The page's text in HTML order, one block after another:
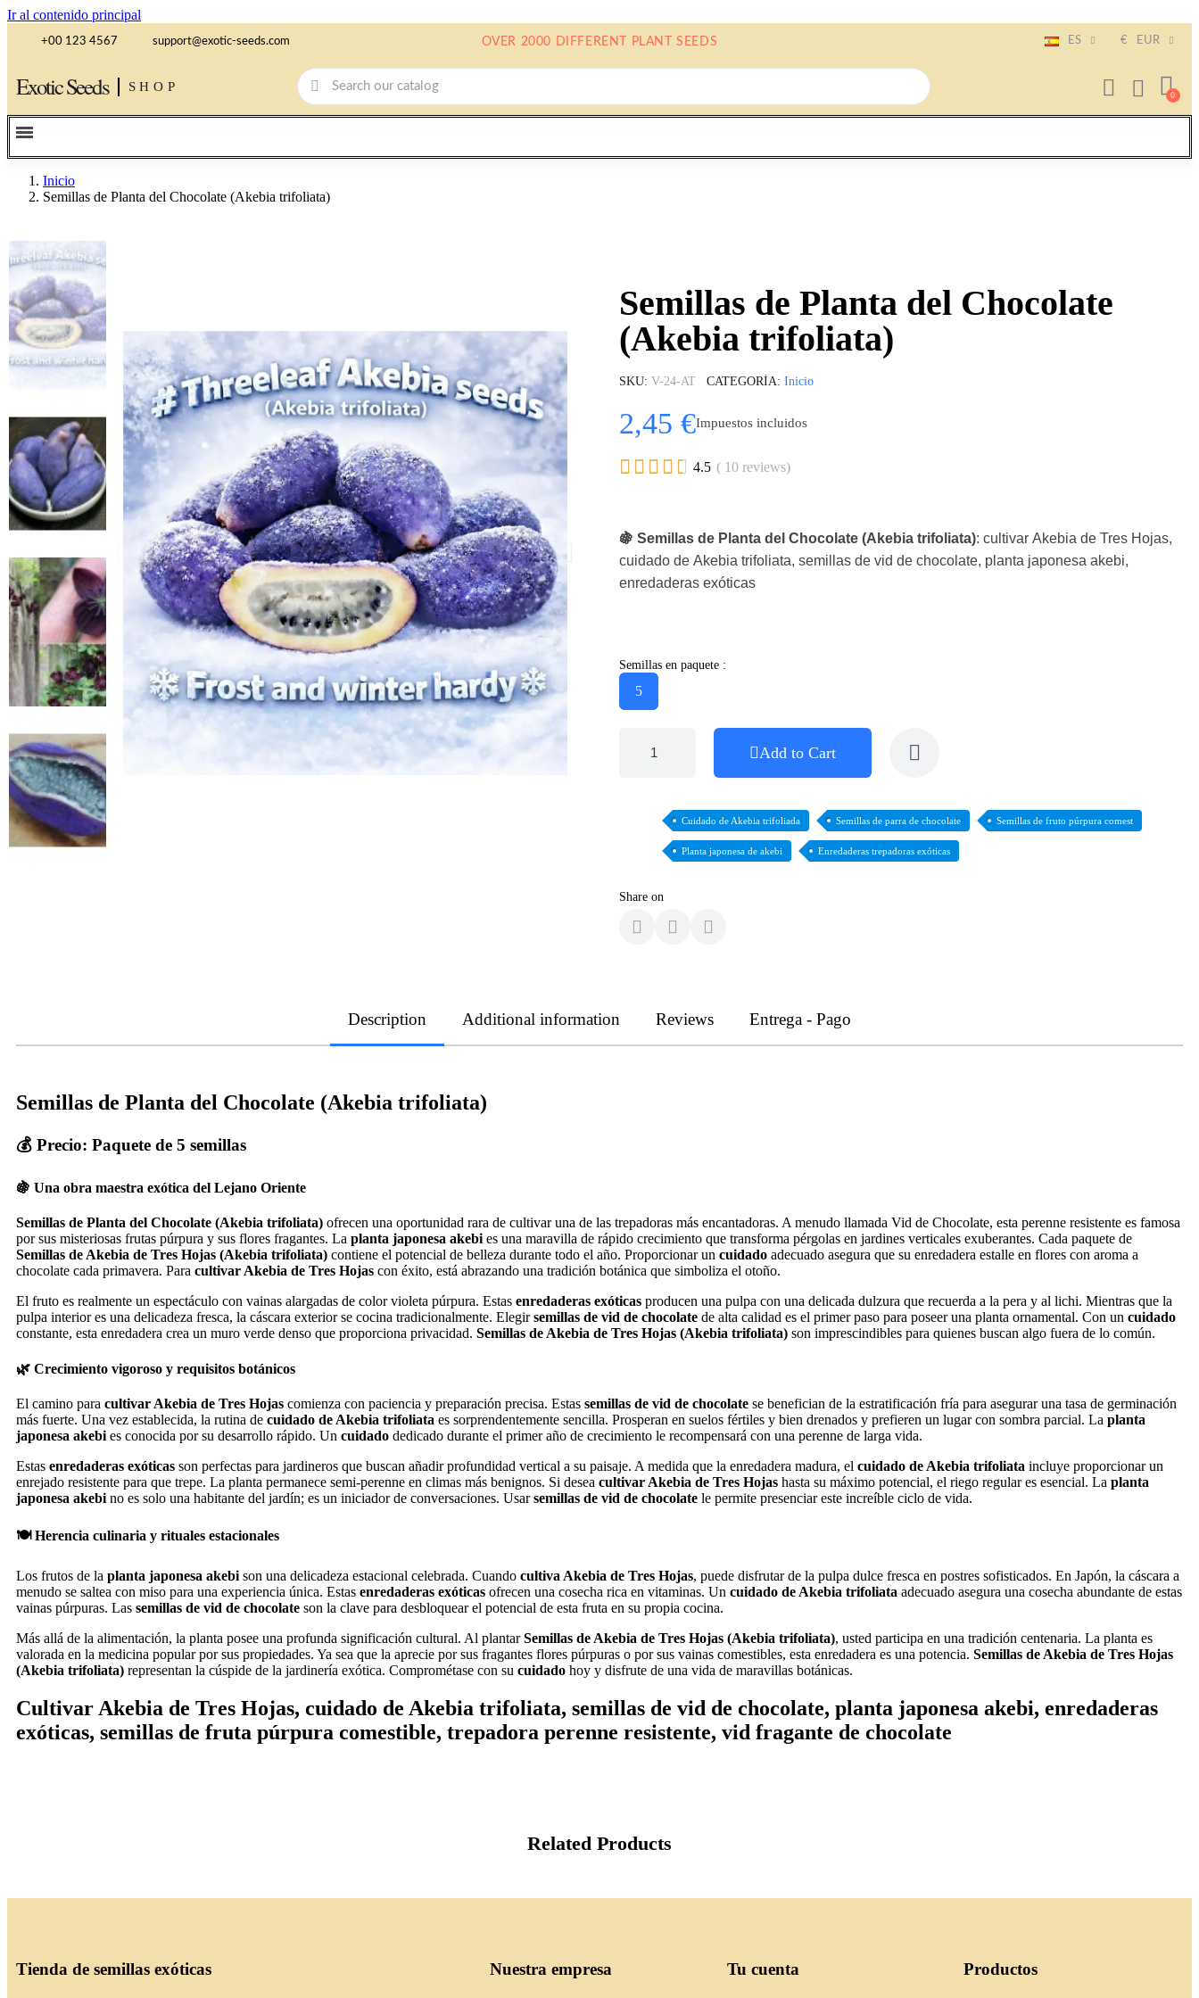
Ir al contenido principal
+00 123 4567 support@exotic-seeds.com OVER 2000 DIFFERENT PLANT SEEDS ES € EUR
Exotic Seeds SHOP
Inicio
Semillas de Planta del Chocolate (Akebia trifoliata)
Semillas de Planta del Chocolate
(Akebia trifoliata)
SKU V-24-AT CATEGORÍA Inicio
2,45 €Impuestos incluidos
     4.5 ( 10 reviews)
🍇 Semillas de Planta del Chocolate (Akebia trifoliata): cultivar Akebia de Tres Hojas,
cuidado de Akebia trifoliata, semillas de vid de chocolate, planta japonesa akebi,
enredaderas exóticas
Semillas en paquete :
5
Add to Cart
Cuidado de Akebia trifoliada Semillas de parra de chocolate Semillas de fruto púrpura comest
Planta japonesa de akebi Enredaderas trepadoras exóticas
Share on
Description Additional information Reviews Entrega - Pago
Semillas de Planta del Chocolate (Akebia trifoliata)
💰 Precio: Paquete de 5 semillas
🍇 Una obra maestra exótica del Lejano Oriente
Semillas de Planta del Chocolate (Akebia trifoliata) ofrecen una oportunidad rara de cultivar una de las trepadoras más encantadoras. A menudo llamada Vid de Chocolate, esta perenne resistente es famosa
por sus misteriosas frutas púrpura y sus flores fragantes. La planta japonesa akebi es una maravilla de rápido crecimiento que transforma pérgolas en jardines verticales exuberantes. Cada paquete de
Semillas de Akebia de Tres Hojas (Akebia trifoliata) contiene el potencial de belleza durante todo el año. Proporcionar un cuidado adecuado asegura que su enredadera estalle en flores con aroma a
chocolate cada primavera. Para cultivar Akebia de Tres Hojas con éxito, está abrazando una tradición botánica que simboliza el otoño.
El fruto es realmente un espectáculo con vainas alargadas de color violeta púrpura. Estas enredaderas exóticas producen una pulpa con una delicada dulzura que recuerda a la pera y al lichi. Mientras que la
pulpa interior es una delicadeza fresca, la cáscara exterior se cocina tradicionalmente. Elegirsemillas de vid de chocolate de alta calidad es el primer paso para poseer una planta ornamental. Con un cuidado
constante, esta enredadera crea un muro verde denso que proporciona privacidad. Semillas de Akebia de Tres Hojas (Akebia trifoliata) son imprescindibles para quienes buscan algo fuera de lo común.
🌿 Crecimiento vigoroso y requisitos botánicos
El camino para cultivar Akebia de Tres Hojas comienza con paciencia y preparación precisa. Estas semillas de vid de chocolate se benefician de la estratificación fría para asegurar una tasa de germinación
más fuerte. Una vez establecida, la rutina de cuidado de Akebia trifoliata es sorprendentemente sencilla. Prosperan en suelos fértiles y bien drenados y prefieren un lugar con sombra parcial. La planta
japonesa akebi es conocida por su desarrollo rápido. Un cuidado dedicado durante el primer año de crecimiento le recompensará con una perenne de larga vida.
Estas enredaderas exóticas son perfectas para jardineros que buscan añadir profundidad vertical a su paisaje. A medida que la enredadera madura, el cuidado de Akebia trifoliata incluye proporcionar un
enrejado resistente para que trepe. La planta permanece semi-perenne en climas más benignos. Si desea cultivar Akebia de Tres Hojas hasta su máximo potencial, el riego regular es esencial. La planta
japonesa akebi no es solo una habitante del jardín; es un iniciador de conversaciones. Usarsemillas de vid de chocolate le permite presenciar este increíble ciclo de vida.
🍽️ Herencia culinaria y rituales estacionales
Los frutos de la planta japonesa akebi son una delicadeza estacional celebrada. Cuando cultiva Akebia de Tres Hojas, puede disfrutar de la pulpa dulce fresca en postres sofisticados. En Japón, la cáscara a
menudo se saltea con miso para una experiencia única. Estas enredaderas exóticas ofrecen una cosecha rica en vitaminas. Un cuidado de Akebia trifoliata adecuado asegura una cosecha abundante de estas
vainas púrpuras. Las semillas de vid de chocolate son la clave para desbloquear el potencial de esta fruta en su propia cocina.
Más allá de la alimentación, la planta posee una profunda significación cultural. Al plantarSemillas de Akebia de Tres Hojas (Akebia trifoliata), usted participa en una tradición centenaria. La planta es
valorada en la medicina popular por sus propiedades. Ya sea que la aprecie por sus fragantes flores púrpuras o por sus vainas comestibles, esta enredadera es una potencia. Semillas de Akebia de Tres Hojas
(Akebia trifoliata) representan la cúspide de la jardinería exótica. Comprométase con su cuidado hoy y disfrute de una vida de maravillas botánicas.
Cultivar Akebia de Tres Hojas, cuidado de Akebia trifoliata, semillas de vid de chocolate, planta japonesa akebi, enredaderas
exóticas, semillas de fruta púrpura comestible, trepadora perenne resistente, vid fragante de chocolate
Related Products
Tienda de semillas exóticas Nuestra empresa Tu cuenta Productos